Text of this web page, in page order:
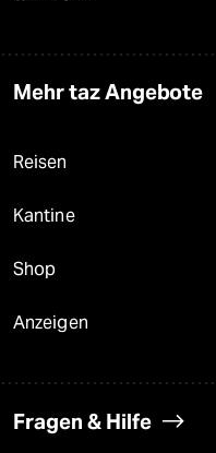
Mehr taz Angebote
Reisen
Kantine
Shop
Anzeigen
Fragen & Hilfe